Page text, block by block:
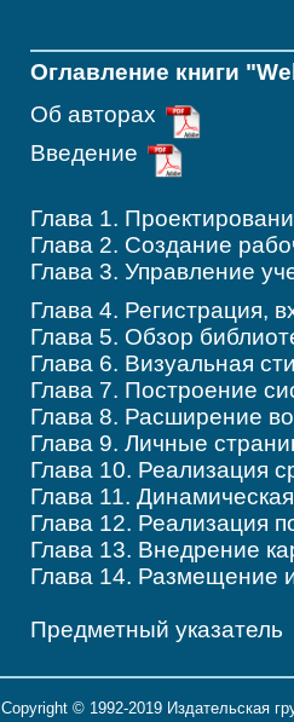
Оглавление книги
Об авторах
Введение
Глава 1.
Глава 2. Создание
Глава 3. Управление
Глава 4. Регистрация,
Глава 5. Обзор
Глава 6. Визуальная
Глава 7. Построение
Глава 8. Расширение
Глава 9. Личные
Глава 10. Реализация
Глава 11.
Глава 12. Реализация
Глава 13. Внедрение
Глава 14. Размещение
Предметный указатель
Copyright © 1992-2019 Издательская